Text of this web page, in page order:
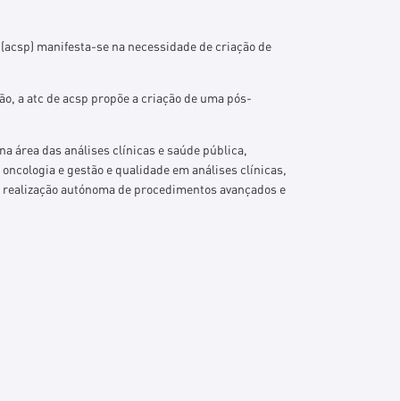
manifesta-se na necessidade de criação de
a atc de acsp propõe a criação de uma pós-
área das análises clínicas e saúde pública,
e gestão e qualidade em análises clínicas,
autónoma de procedimentos avançados e